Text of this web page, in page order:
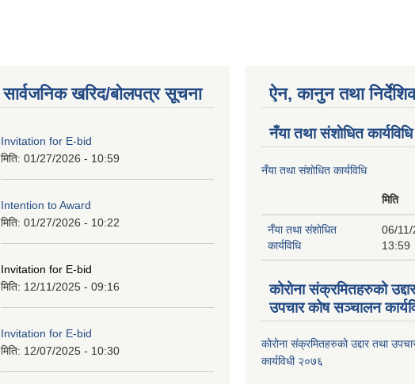
सार्वजनिक खरिद/बोलपत्र सूचना
Invitation for E-bid
मिति: 01/27/2026 - 10:59
Intention to Award
मिति: 01/27/2026 - 10:22
Invitation for E-bid
मिति: 12/11/2025 - 09:16
Invitation for E-bid
मिति: 12/07/2025 - 10:30
ऐन, कानुन तथा
नँया तथा स‌ंशाेधित कार्यविधि
नँया तथा स‌ंशाेधित कार्यविधि
मिति
नँया तथा स‌ंशाेधित
कार्यविधि
06/
13:59
कोरोना संक्रमितहरुको
उपचार कोष सञ्चालन
कोरोना संक्रमितहरुको उद्दार तथा
कार्यविधी २०७६